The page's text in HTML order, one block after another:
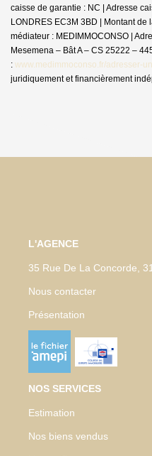
caisse de garantie : NC | Adresse
LONDRES EC3M 3BD | Montant
médiateur : MEDIMMOCONSO |
Mesemena – Bât A – CS 25222 –
: www.medimmoconso.fr/adresser-
juridiquement et financièrement
L'AGENCE
35 Rue De La Concorde,
Nous contacter
Présentation
NOS SERVICES
Estimation
Nos biens vendus